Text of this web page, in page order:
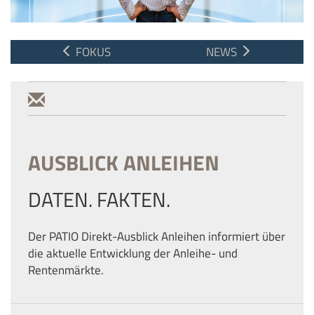
FOKUS NEWS
AUSBLICK ANLEIHEN
DATEN. FAKTEN.
Der PATIO Direkt-Ausblick Anleihen informiert über
die aktuelle Entwicklung der Anleihe- und
Rentenmärkte.